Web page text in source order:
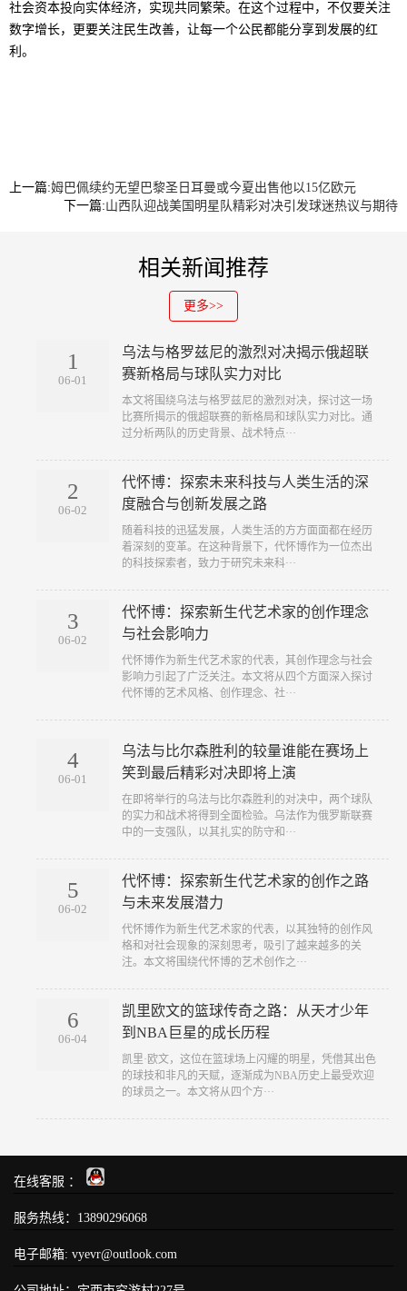
社会资本投向实体经济，实现共同繁荣。在这个过程中，不仅要关注
数字增长，更要关注民生改善，让每一个公民都能分享到发展的红
利。
上一篇:姆巴佩续约无望巴黎圣日耳曼或今夏出售他以15亿欧元
下一篇:山西队迎战美国明星队精彩对决引发球迷热议与期待
相关新闻推荐
更多>>
1
06-01
乌法与格罗兹尼的激烈对决揭示俄超联
赛新格局与球队实力对比
本文将围绕乌法与格罗兹尼的激烈对决，探讨这一场
比赛所揭示的俄超联赛的新格局和球队实力对比。通
过分析两队的历史背景、战术特点···
2
06-02
代怀博：探索未来科技与人类生活的深
度融合与创新发展之路
随着科技的迅猛发展，人类生活的方方面面都在经历
着深刻的变革。在这种背景下，代怀博作为一位杰出
的科技探索者，致力于研究未来科···
3
06-02
代怀博：探索新生代艺术家的创作理念
与社会影响力
代怀博作为新生代艺术家的代表，其创作理念与社会
影响力引起了广泛关注。本文将从四个方面深入探讨
代怀博的艺术风格、创作理念、社···
4
06-01
乌法与比尔森胜利的较量谁能在赛场上
笑到最后精彩对决即将上演
在即将举行的乌法与比尔森胜利的对决中，两个球队
的实力和战术将得到全面检验。乌法作为俄罗斯联赛
中的一支强队，以其扎实的防守和···
5
06-02
代怀博：探索新生代艺术家的创作之路
与未来发展潜力
代怀博作为新生代艺术家的代表，以其独特的创作风
格和对社会现象的深刻思考，吸引了越来越多的关
注。本文将围绕代怀博的艺术创作之···
6
06-04
凯里欧文的篮球传奇之路：从天才少年
到NBA巨星的成长历程
凯里·欧文，这位在篮球场上闪耀的明星，凭借其出色
的球技和非凡的天赋，逐渐成为NBA历史上最受欢迎
的球员之一。本文将从四个方···
在线客服 ：
服务热线：13890296068
电子邮箱: vyevr@outlook.com